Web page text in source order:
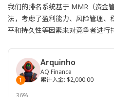
我们的排名系统基于 MMR（资金
法，考虑了盈利能力、风险管理、
平和持久性等因素来对竞争者进行
1
Arquinho
AQ Finance
累计入金: $2,000.00
36%